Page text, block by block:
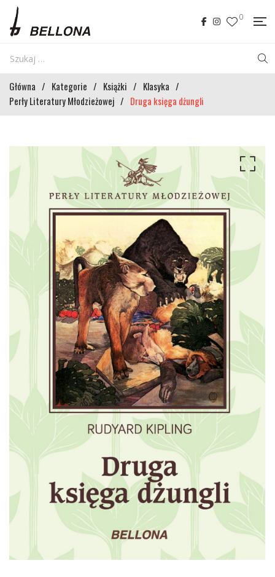
0
Główna / Kategorie / Książki / Klasyka /
Perły Literatury Młodzieżowej / Druga księga dżungli